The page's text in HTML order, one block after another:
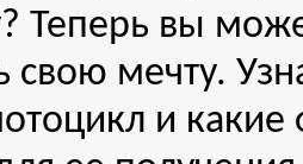
Теперь вы
свою мечту.
и